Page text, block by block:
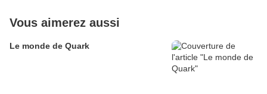
Vous aimerez aussi
Le monde de Quark